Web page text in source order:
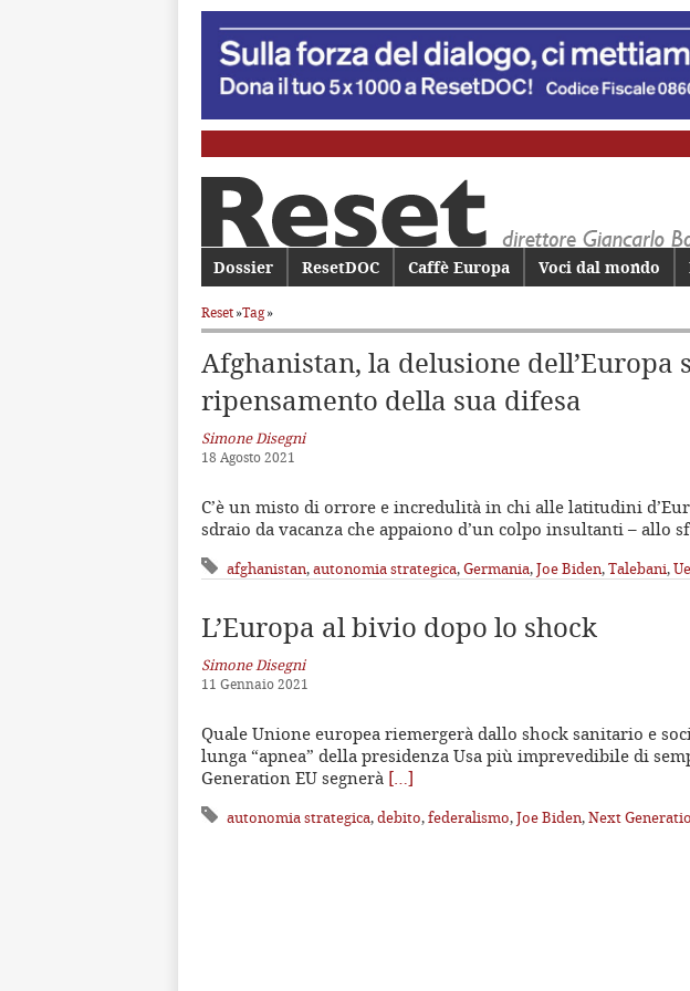
Menu principale
Vai al contenuto principale
Vai al contenuto secondario
Dossier ResetDOC Caffè Europa Voci dal mondo
Reset»Tag»
Afghanistan, la delusione dell’Europa
ripensamento della sua difesa
Simone Disegni
18 Agosto 2021
C’è un misto di orrore e incredulità in chi alle latitudini
sdraio da vacanza che appaiono d’un colpo insultanti – allo
afghanistan,autonomia strategica,Germania,Joe Biden,Talebani,Ue
L’Europa al bivio dopo lo shock
Simone Disegni
11 Gennaio 2021
Quale Unione europea riemergerà dallo shock sanitario e
lunga “apnea” della presidenza Usa più imprevedibile di
Generation EU segnerà […]
autonomia strategica,debito,federalismo,Joe Biden,Next